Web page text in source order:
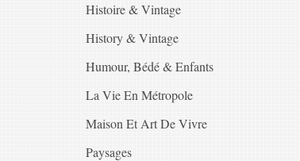
Histoire & Vintage
History & Vintage
Humour, Bédé & Enfants
La Vie En Métropole
Maison Et Art De Vivre
Paysages